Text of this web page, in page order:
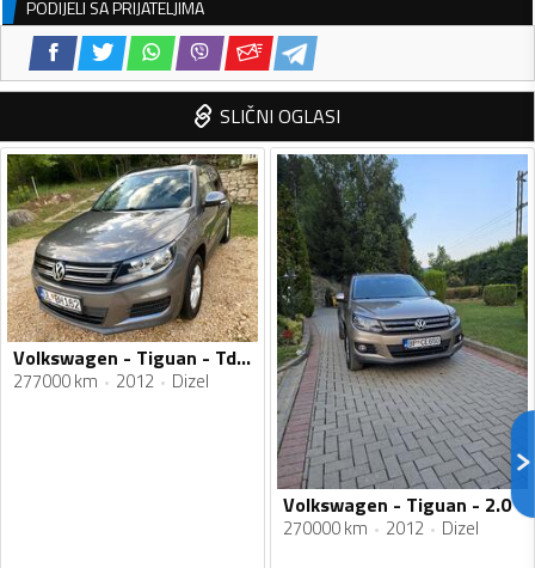
PODIJELI SA PRIJATELJIMA
SLIČNI OGLASI
Volkswagen - Tiguan - Tdi bluemotion
277000 km 2012 Dizel
Volkswagen - Tiguan - 2.0
270000 km 2012 Dizel